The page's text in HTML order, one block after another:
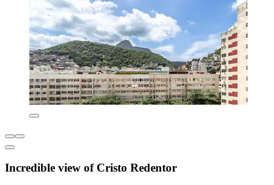
Incredible view of Cristo Redentor